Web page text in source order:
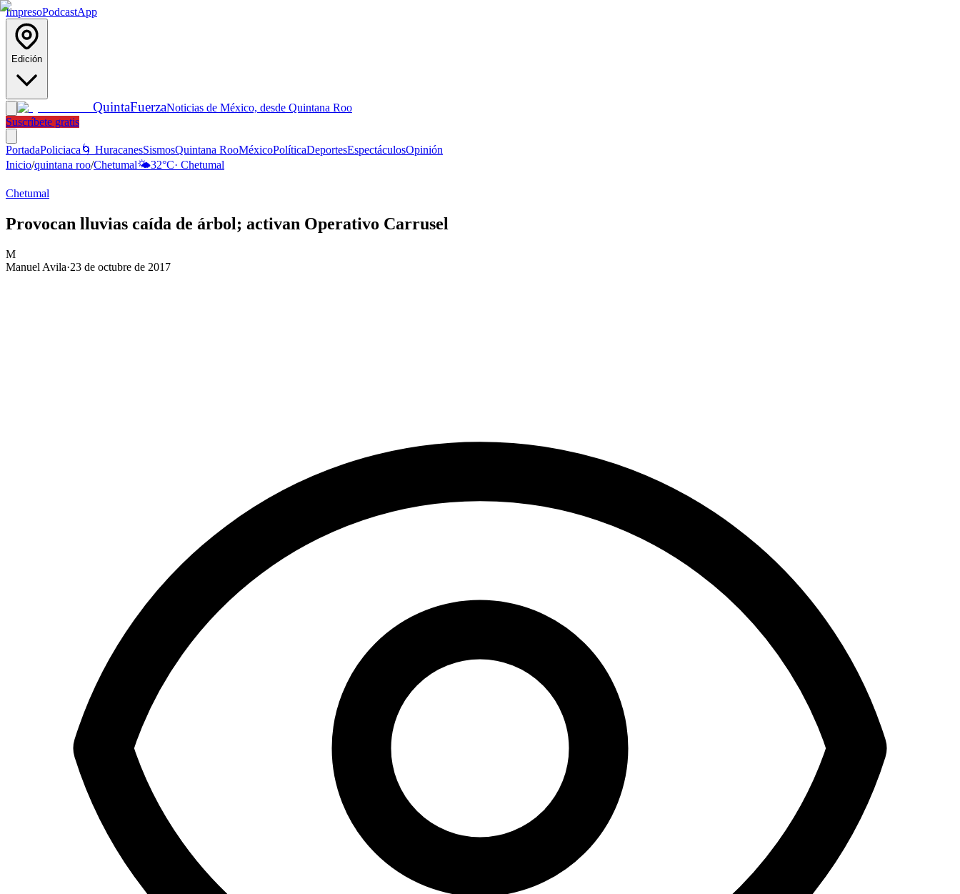
ImpresoPodcastApp
Edición
QuintaFuerzaNoticias de México, desde Quintana Roo
Suscríbete gratis
PortadaPoliciaca 🌀 HuracanesSismosQuintana RooMéxicoPolíticaDeportesEspectáculosOpinión
Inicio/quintana roo/Chetumal🌤️32°C· Chetumal
Chetumal
Provocan lluvias caída de árbol; activan Operativo Carrusel
M
Manuel Avila·23 de octubre de 2017